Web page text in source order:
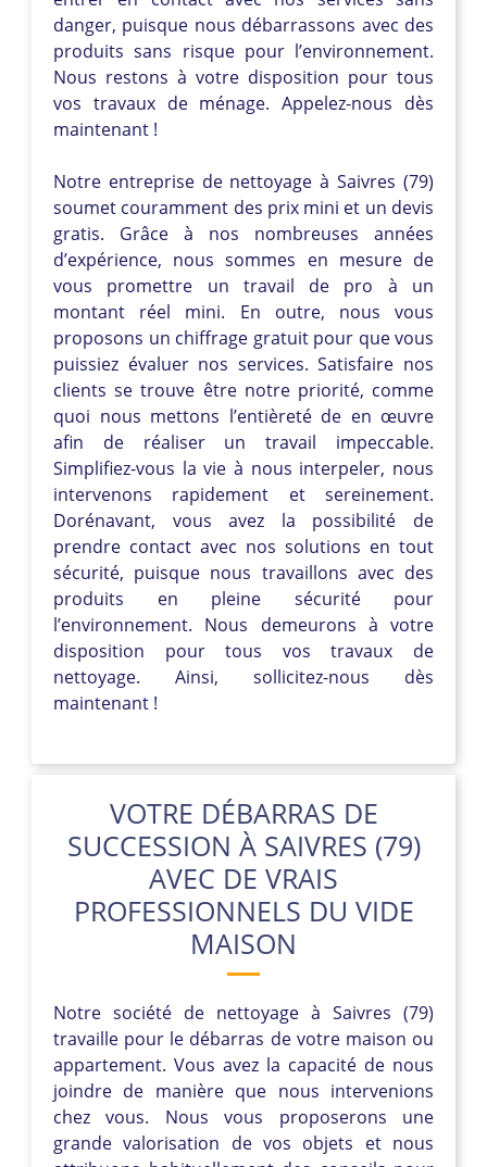
danger, puisque nous débarrassons avec des
produits sans risque pour l’environnement.
Nous restons à votre disposition pour tous
vos travaux de ménage. Appelez-nous dès
maintenant !
Notre entreprise de nettoyage à Saivres (79)
soumet couramment des prix mini et un devis
gratis. Grâce à nos nombreuses années
d’expérience, nous sommes en mesure de
vous promettre un travail de pro à un
montant réel mini. En outre, nous vous
proposons un chiffrage gratuit pour que vous
puissiez évaluer nos services. Satisfaire nos
clients se trouve être notre priorité, comme
quoi nous mettons l’entièreté de en œuvre
afin de réaliser un travail impeccable.
Simplifiez-vous la vie à nous interpeler, nous
intervenons rapidement et sereinement.
Dorénavant, vous avez la possibilité de
prendre contact avec nos solutions en tout
sécurité, puisque nous travaillons avec des
produits en pleine sécurité pour
l’environnement. Nous demeurons à votre
disposition pour tous vos travaux de
nettoyage. Ainsi, sollicitez-nous dès
maintenant !
VOTRE DÉBARRAS DE
SUCCESSION À SAIVRES (79)
AVEC DE VRAIS
PROFESSIONNELS DU VIDE
MAISON
Notre société de nettoyage à Saivres (79)
travaille pour le débarras de votre maison ou
appartement. Vous avez la capacité de nous
joindre de manière que nous intervenions
chez vous. Nous vous proposerons une
grande valorisation de vos objets et nous